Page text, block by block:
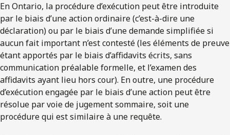
En Ontario, la procédure d’exécution peut être introduite
par le biais d’une action ordinaire (c’est-à-dire une
déclaration) ou par le biais d’une demande simplifiée si
aucun fait important n’est contesté (les éléments de preuve
étant apportés par le biais d’affidavits écrits, sans
communication préalable formelle, et l’examen des
affidavits ayant lieu hors cour). En outre, une procédure
d’exécution engagée par le biais d’une action peut être
résolue par voie de jugement sommaire, soit une
procédure qui est similaire à une requête.